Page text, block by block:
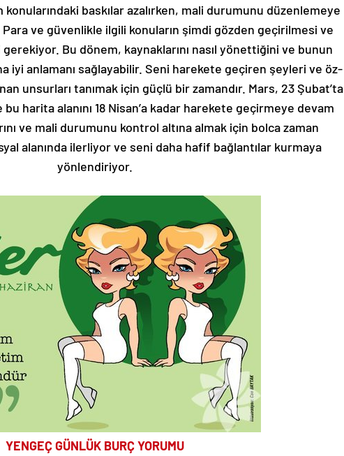
baskılar azalırken, mali durumunu düzenlemeye
Para ve güvenlikle ilgili konuların şimdi gözden geçirilmesi ve
Bu dönem, kaynaklarını nasıl yönettiğini ve bunun
iyi anlamanı sağlayabilir. Seni harekete geçiren şeyleri ve öz-
unsurları tanımak için güçlü bir zamandır. Mars, 23 Şubat’ta
harita alanını 18 Nisan’a kadar harekete geçirmeye devam
ve mali durumunu kontrol altına almak için bolca zaman
alanında ilerliyor ve seni daha hafif bağlantılar kurmaya
yönlendiriyor.
YENGEÇ GÜNLÜK BURÇ YORUMU